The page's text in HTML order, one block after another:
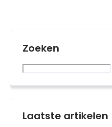
Zoeken
Laatste artikelen